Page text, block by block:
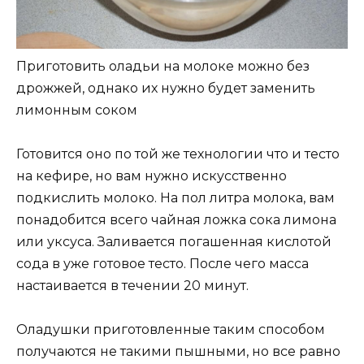
Приготовить оладьи на молоке можно без
дрожжей, однако их нужно будет заменить
лимонным соком
Готовится оно по той же технологии что и тесто
на кефире, но вам нужно искусственно
подкислить молоко. На пол литра молока, вам
понадобится всего чайная ложка сока лимона
или уксуса. Заливается погашенная кислотой
сода в уже готовое тесто. После чего масса
настаивается в течении 20 минут.
Оладушки приготовленные таким способом
получаются не такими пышными, но все равно